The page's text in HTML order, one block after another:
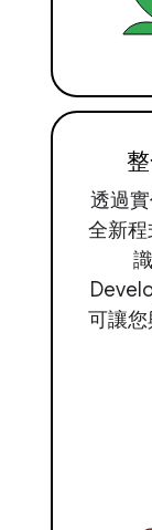
透過
全新
可讓